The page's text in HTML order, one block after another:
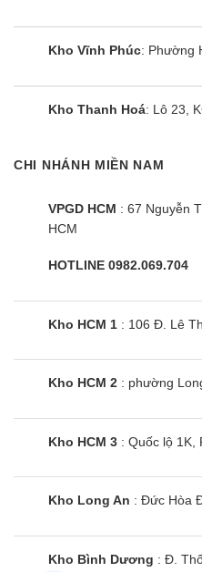
Kho Vĩnh Phúc: Phường
Kho Thanh Hoá: Lô 23,
CHI NHÁNH MIỀN NAM
VPGD HCM : 67 Nguyễn
HCM
HOTLINE 0982.069.704
Kho HCM 1 : 106 Đ. Lê
Kho HCM 2 : phường
Kho HCM 3 : Quốc lộ 1K,
Kho Long An : Đức Hòa
Kho Bình Dương : Đ.